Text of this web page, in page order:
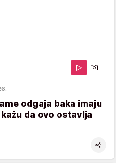
odgaja baka imaju
da ovo ostavlja